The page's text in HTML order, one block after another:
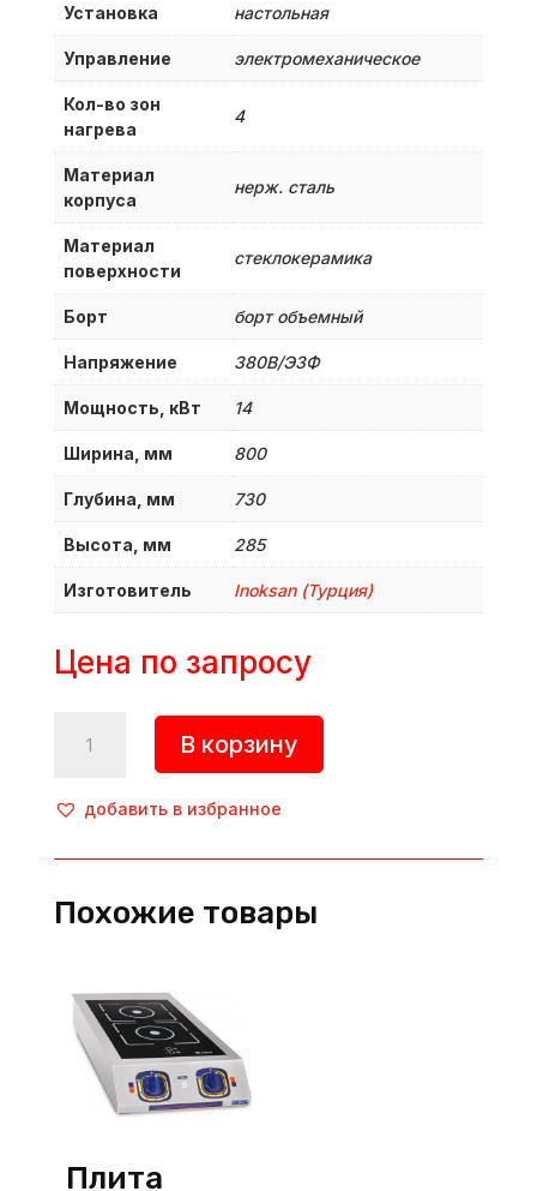
Установка настольная
Управление электромеханическое
Кол-во зон
нагрева
4
Материал
корпуса
нерж. сталь
Материал
поверхности
стеклокерамика
Борт борт объемный
Напряжение 380B/Э3Ф
Мощность, кВт 14
Ширина, мм 800
Глубина, мм 730
Высота, мм 285
Изготовитель Inoksan (Турция)
Цена по запросу
товара
индукционная,
7OE20IS,
(Турция)
В корзину
добавить в избранное
Похожие товары
Плита